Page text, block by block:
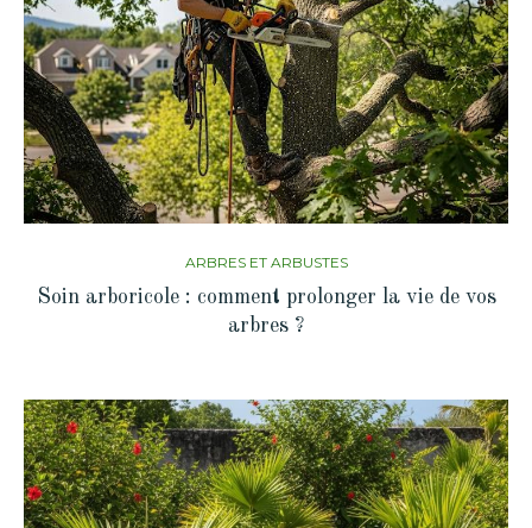
ARBRES ET ARBUSTES
Soin arboricole : comment prolonger la vie de vos
arbres ?